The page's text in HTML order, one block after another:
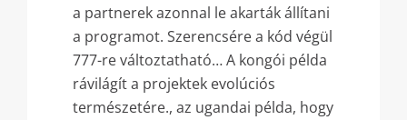
a partnerek azonnal le akarták állítani
a programot. Szerencsére a kód végül
777-re változtatható… A kongói példa
rávilágít a projektek evolúciós
természetére., az ugandai példa, hogy